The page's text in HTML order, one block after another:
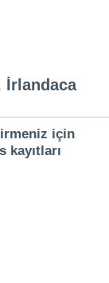
İrlandaca
için